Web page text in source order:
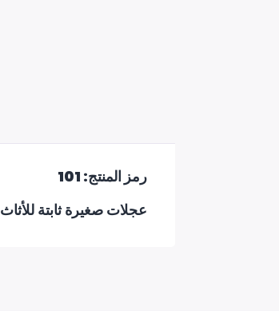
رمز المنتج: 101
عجلات صغيرة ثابتة للأثاث 28 مم